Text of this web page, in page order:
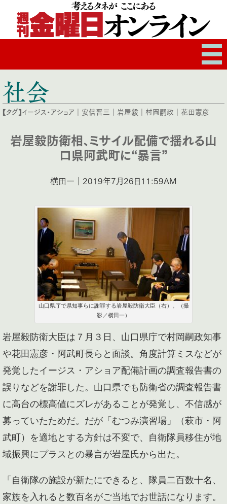
社会
【タグ】イージス・アショア ｜ 安倍晋三 ｜ 岩屋毅 ｜ 村岡嗣政 ｜ 花田憲彦
岩屋毅防衛相、ミサイル配備で揺れる山
口県阿武町に“暴言”
横田一｜2019年7月26日11:59AM
山口県庁で県知事らに謝罪する岩屋毅防衛大臣（右）。（撮
影／横田一）
岩屋毅防衛大臣は７月３日、山口県庁で村岡嗣政知事
や花田憲彦・阿武町長らと面談。角度計算ミスなどが
発覚したイージス・アショア配備計画の調査報告書の
誤りなどを謝罪した。山口県でも防衛省の調査報告書
に高台の標高値にズレがあることが発覚し、不信感が
募っていたためだ。だが「むつみ演習場」（萩市・阿
武町）を適地とする方針は不変で、自衛隊員移住が地
域振興にプラスとの暴言が岩屋氏から出た。
「自衛隊の施設が新たにできると、隊員二百数十名、
家族を入れると数百名がご当地でお世話になります。